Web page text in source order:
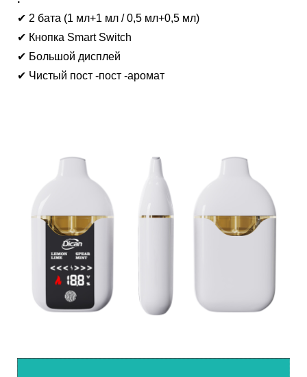
✔ 2 бата (1 мл+1 мл / 0,5 мл+0,5 мл)
✔ Кнопка Smart Switch
✔ Большой дисплей
✔ Чистый пост -пост -аромат